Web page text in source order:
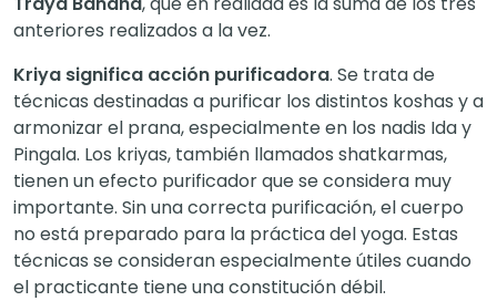
anteriores realizados a la vez.
Kriya significa acción purificadora. Se trata de
técnicas destinadas a purificar los distintos koshas y a
armonizar el prana, especialmente en los nadis Ida y
Pingala. Los kriyas, también llamados shatkarmas,
tienen un efecto purificador que se considera muy
importante. Sin una correcta purificación, el cuerpo
no está preparado para la práctica del yoga. Estas
técnicas se consideran especialmente útiles cuando
el practicante tiene una constitución débil.